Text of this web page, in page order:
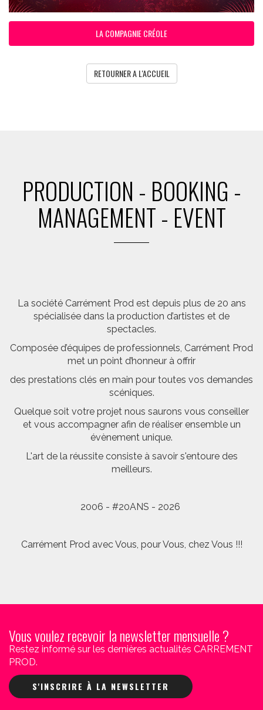
LA COMPAGNIE CRÉOLE
RETOURNER A L'ACCUEIL
PRODUCTION - BOOKING -
MANAGEMENT - EVENT
La société Carrément Prod est depuis plus de 20 ans
spécialisée dans la production d’artistes et de
spectacles.
Composée d’équipes de professionnels, Carrément Prod
met un point d’honneur à offrir
des prestations clés en main pour toutes vos demandes
scéniques.
Quelque soit votre projet nous saurons vous conseiller
et vous accompagner afin de réaliser ensemble un
évènement unique.
L'art de la réussite consiste à savoir s'entoure des
meilleurs.
2006 - #20ANS - 2026
Carrément Prod avec Vous, pour Vous, chez Vous !!!
Vous voulez recevoir la newsletter mensuelle ?
Restez informé sur les dernières actualités CARREMENT
PROD.
S'INSCRIRE À LA NEWSLETTER